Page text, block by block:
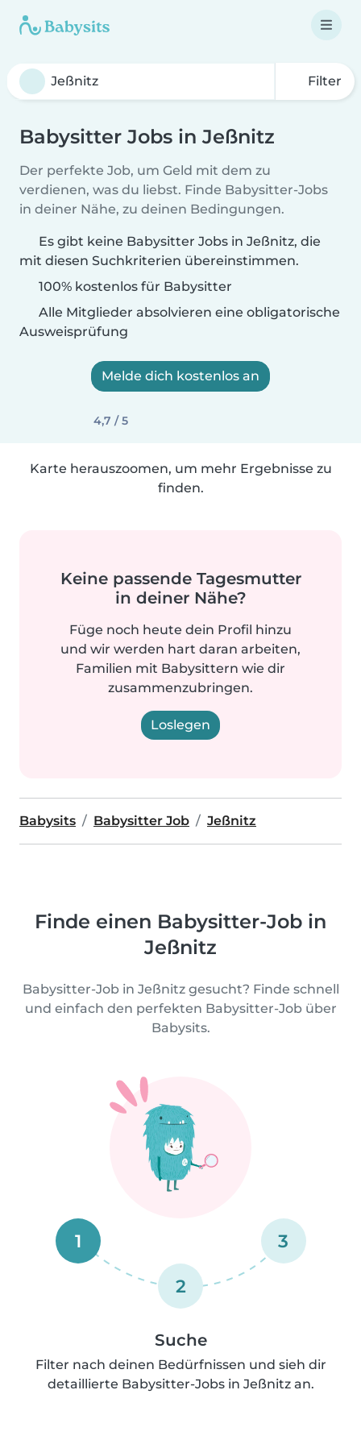
Filter
Babysitter Jobs in Jeßnitz
Der perfekte Job, um Geld mit dem zu
verdienen, was du liebst. Finde Babysitter-Jobs
in deiner Nähe, zu deinen Bedingungen.
Es gibt keine Babysitter Jobs in Jeßnitz, die
mit diesen Suchkriterien übereinstimmen.
100% kostenlos für Babysitter
Alle Mitglieder absolvieren eine obligatorische
Ausweisprüfung
Melde dich kostenlos an
4,7 / 5
Karte herauszoomen, um mehr Ergebnisse zu
finden.
Keine passende Tagesmutter
in deiner Nähe?
Füge noch heute dein Profil hinzu
und wir werden hart daran arbeiten,
Familien mit Babysittern wie dir
zusammenzubringen.
Loslegen
Babysits Babysitter Job Jeßnitz
Finde einen Babysitter-Job in
Jeßnitz
Babysitter-Job in Jeßnitz gesucht? Finde schnell
und einfach den perfekten Babysitter-Job über
Babysits.
1
2
3
Suche
Filter nach deinen Bedürfnissen und sieh dir
detaillierte Babysitter-Jobs in Jeßnitz an.